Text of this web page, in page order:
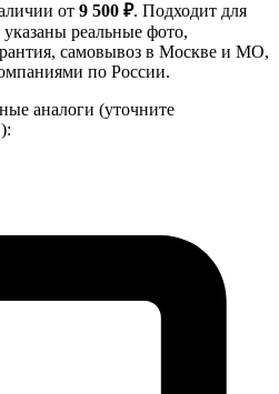
от 9 500 ₽. Подходит для
реальные фото,
самовывоз в Москве и МО,
по России.
аналоги (уточните